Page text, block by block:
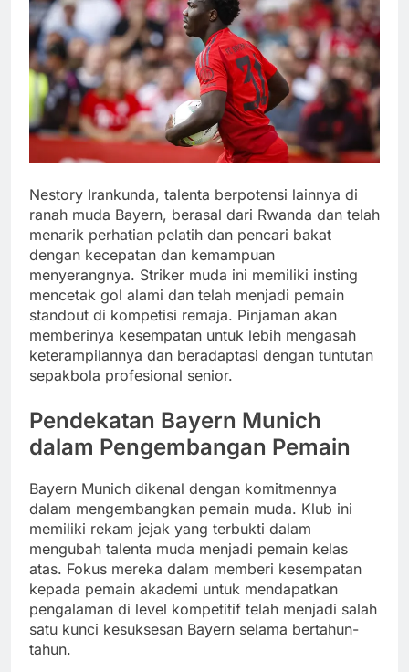
Nestory Irankunda, talenta berpotensi lainnya di
ranah muda Bayern, berasal dari Rwanda dan telah
menarik perhatian pelatih dan pencari bakat
dengan kecepatan dan kemampuan
menyerangnya. Striker muda ini memiliki insting
mencetak gol alami dan telah menjadi pemain
standout di kompetisi remaja. Pinjaman akan
memberinya kesempatan untuk lebih mengasah
keterampilannya dan beradaptasi dengan tuntutan
sepakbola profesional senior.
Pendekatan Bayern Munich
dalam Pengembangan Pemain
Bayern Munich dikenal dengan komitmennya
dalam mengembangkan pemain muda. Klub ini
memiliki rekam jejak yang terbukti dalam
mengubah talenta muda menjadi pemain kelas
atas. Fokus mereka dalam memberi kesempatan
kepada pemain akademi untuk mendapatkan
pengalaman di level kompetitif telah menjadi salah
satu kunci kesuksesan Bayern selama bertahun-
tahun.